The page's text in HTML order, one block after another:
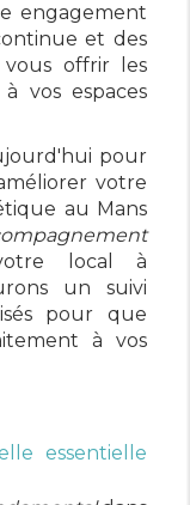
engagement
et des
vous offrir les
vos espaces
pour
votre
au Mans
local à
un suivi
pour que
à vos
essentielle